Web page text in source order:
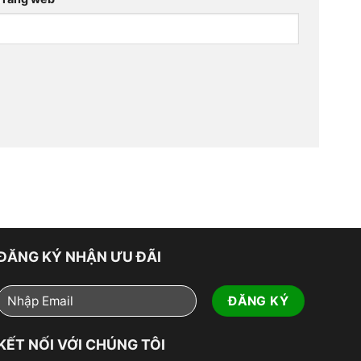
KÝ NHẬN ƯU ĐÃI
NỐI VỚI CHÚNG TÔI